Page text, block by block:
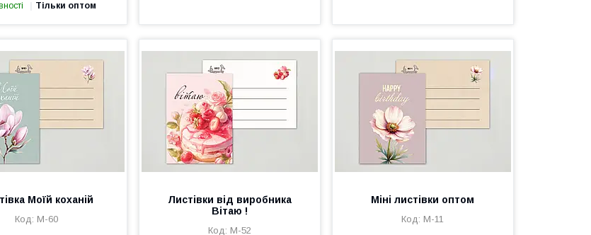
Тільки оптом
Моїй коханій
М-60
Листівки від виробника
Вітаю !
М-52
Міні листівки оптом
М-11